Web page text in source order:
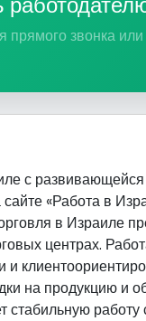
прямого звонка
с
сайте «Работа в
в Израиле
центрах.
и
на продукцию и
стабильную